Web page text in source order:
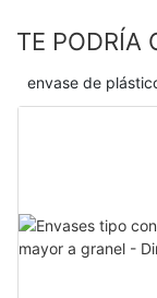
TE PODRÍA
envase de